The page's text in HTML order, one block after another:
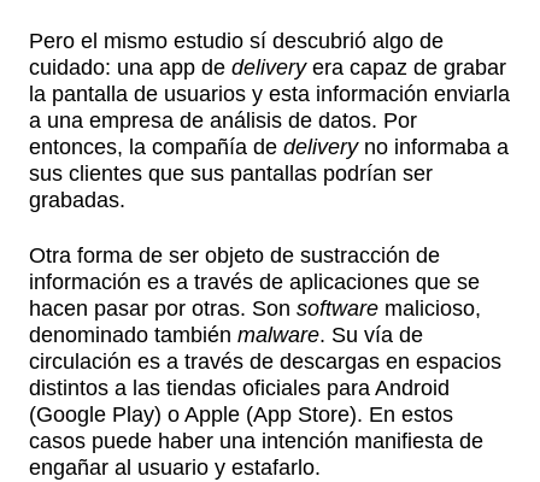
Pero el mismo estudio sí descubrió algo de
cuidado: una app de deliveryera capaz de grabar
la pantalla de usuarios y esta información enviarla
a una empresa de análisis de datos. Por
entonces, la compañía de deliveryno informaba a
sus clientes que sus pantallas podrían ser
grabadas.
Otra forma de ser objeto de sustracción de
información es a través de aplicaciones que se
hacen pasar por otras. Son software malicioso,
denominado también malware. Su vía de
circulación es a través de descargas en espacios
distintos a las tiendas oficiales para Android
(Google Play) o Apple (App Store). En estos
casos puede haber una intención manifiesta de
engañar al usuario y estafarlo.